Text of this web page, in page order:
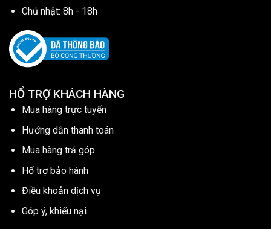
Chủ nhật: 8h - 18h
HỔ TRỢ KHÁCH HÀNG
Mua hàng trực tuyến
Hướng dẫn thanh toán
Mua hàng trả góp
Hổ trợ bảo hành
Điều khoản dịch vụ
Góp ý, khiếu nại